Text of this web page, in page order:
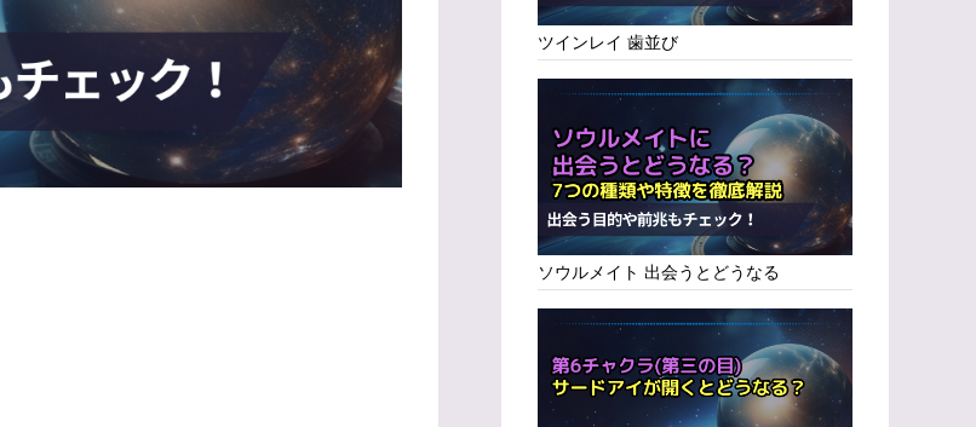
ツインレイ 歯並び
ソウルメイト 出会うとどうなる